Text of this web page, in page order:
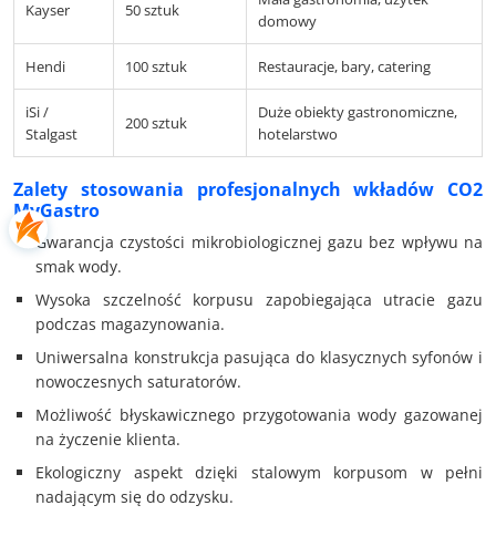
Kayser 50 sztuk
domowy
Hendi 100 sztuk Restauracje, bary, catering
iSi /
Stalgast
200 sztuk
Duże obiekty gastronomiczne,
hotelarstwo
Zalety stosowania profesjonalnych wkładów CO2
MyGastro
Gwarancja czystości mikrobiologicznej gazu bez wpływu na
smak wody.
Wysoka szczelność korpusu zapobiegająca utracie gazu
podczas magazynowania.
Uniwersalna konstrukcja pasująca do klasycznych syfonów i
nowoczesnych saturatorów.
Możliwość błyskawicznego przygotowania wody gazowanej
na życzenie klienta.
Ekologiczny aspekt dzięki stalowym korpusom w pełni
nadającym się do odzysku.